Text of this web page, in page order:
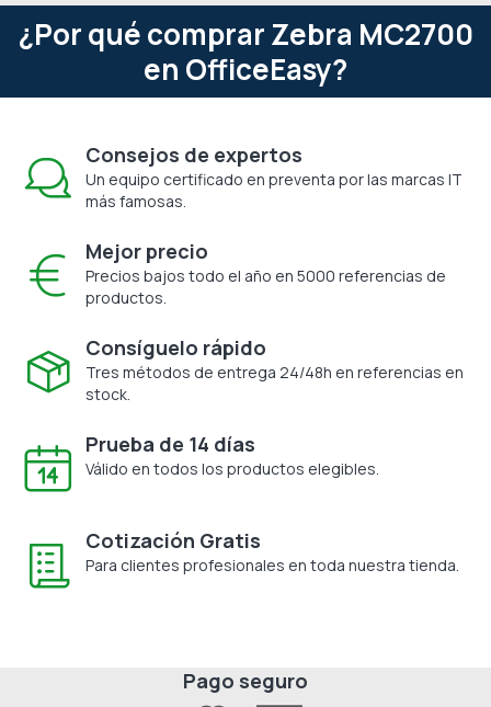
¿Por qué comprar Zebra MC2700
en OfficeEasy?
Consejos de expertos
Un equipo certificado en preventa por las marcas IT
más famosas.
Mejor precio
Precios bajos todo el año en 5000 referencias de
productos.
Consíguelo rápido
Tres métodos de entrega 24/48h en referencias en
stock.
Prueba de 14 días
Válido en todos los productos elegibles.
Cotización Gratis
Para clientes profesionales en toda nuestra tienda.
Pago seguro